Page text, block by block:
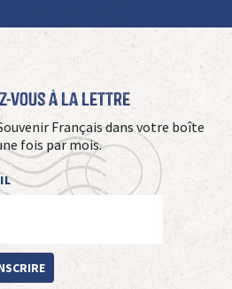
vous à La Lettre
Français dans votre boîte
fois par mois.